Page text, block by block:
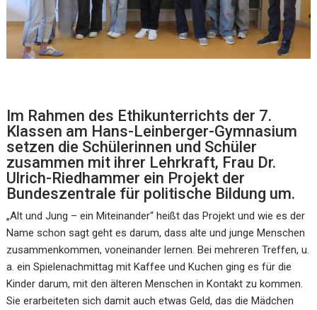
Im Rahmen des Ethikunterrichts der 7.
Klassen am Hans-Leinberger-Gymnasium
setzen die Schülerinnen und Schüler
zusammen mit ihrer Lehrkraft, Frau Dr.
Ulrich-Riedhammer ein Projekt der
Bundeszentrale für politische Bildung um.
„Alt und Jung – ein Miteinander“ heißt das Projekt und wie es der
Name schon sagt geht es darum, dass alte und junge Menschen
zusammenkommen, voneinander lernen. Bei mehreren Treffen, u.
a. ein Spielenachmittag mit Kaffee und Kuchen ging es für die
Kinder darum, mit den älteren Menschen in Kontakt zu kommen.
Sie erarbeiteten sich damit auch etwas Geld, das die Mädchen